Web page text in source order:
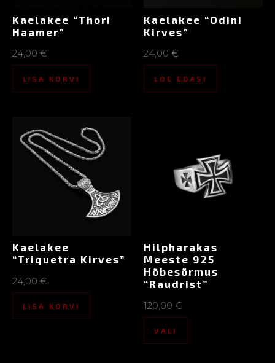
Kaelakee “Thori
Haamer”
24,00 €
LISA KORVI
Kaelakee “Odini
Kirves”
24,00 €
LOE EDASI
Kaelakee
“Triquetra Kirves”
24,00 €
LISA KORVI
Hilpharakas
Meeste 925
Hõbesõrmus
“Raudrist”
120,00 €
VALI